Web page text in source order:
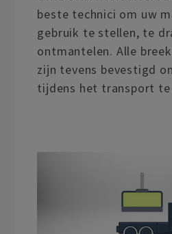
beste technici om uw
gebruik te stellen, te
ontmantelen. Alle
zijn tevens bevestigd
tijdens het transport te